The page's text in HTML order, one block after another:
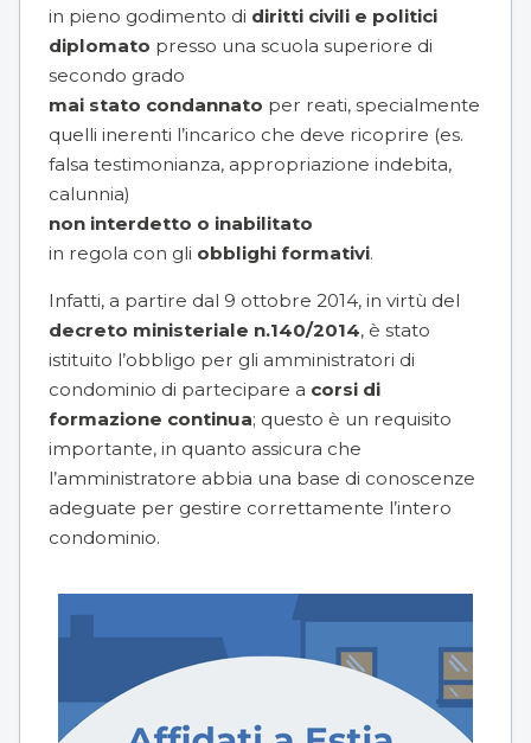
in pieno godimento di diritti civili e politici
diplomato presso una scuola superiore di
secondo grado
mai stato condannato per reati, specialmente
quelli inerenti l’incarico che deve ricoprire (es.
falsa testimonianza, appropriazione indebita,
calunnia)
non interdetto o inabilitato
in regola con gli obblighi formativi.
Infatti, a partire dal 9 ottobre 2014, in virtù del
decreto ministeriale n.140/2014, è stato
istituito l’obbligo per gli amministratori di
condominio di partecipare a corsi di
formazione continua; questo è un requisito
importante, in quanto assicura che
l’amministratore abbia una base di conoscenze
adeguate per gestire correttamente l’intero
condominio.